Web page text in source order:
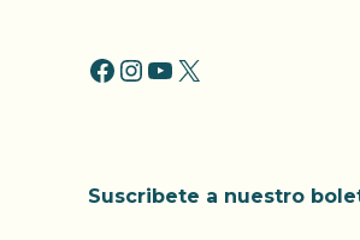
FACCEBOOK
INSTAGRAM
YOUTUBE
X
Suscribete a nuestro